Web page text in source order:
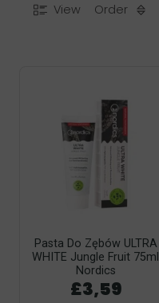
View Order
Pasta Do Zębów ULTRA
WHITE Jungle Fruit 75ml
Nordics
£3,59